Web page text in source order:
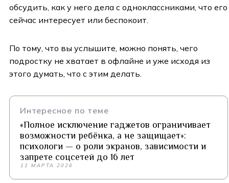
обсудить, как у него дела с одноклассниками, что его
сейчас интересует или беспокоит.
По тому, что вы услышите, можно понять, чего
подростку не хватает в офлайне и уже исходя из
этого думать, что с этим делать.
Интересное по теме
«Полное исключение гаджетов ограничивает
возможности ребёнка, а не защищает»:
психологи — о роли экранов, зависимости и
запрете соцсетей до 16 лет
11 МАРТА 2026